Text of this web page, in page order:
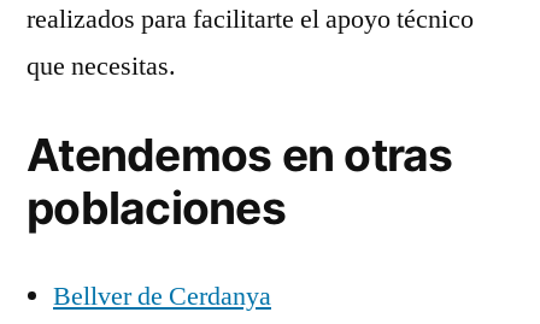
realizados para facilitarte el apoyo técnico
que necesitas.
Atendemos en otras
poblaciones
Bellver de Cerdanya